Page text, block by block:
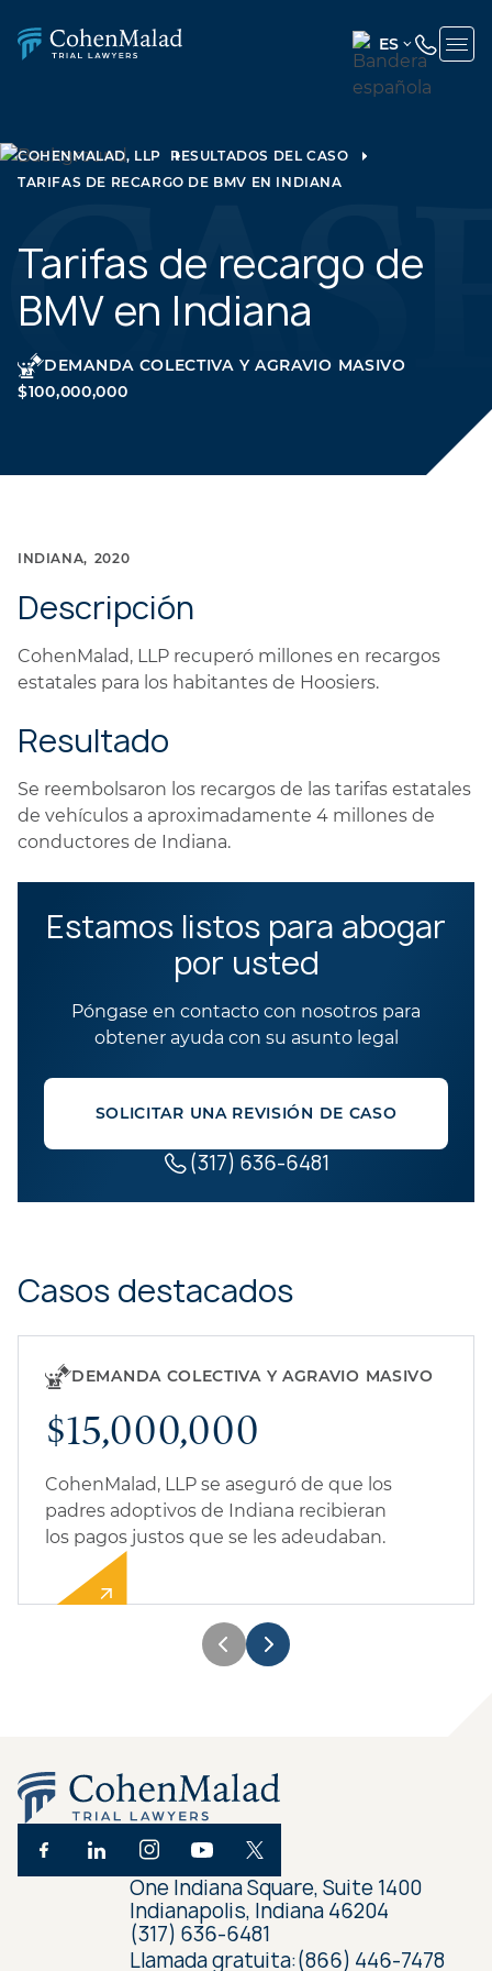
ES
ENGLISH
COHENMALAD, LLP
RESULTADOS DEL CASO
TARIFAS DE RECARGO DE BMV EN INDIANA
Tarifas de recargo de
BMV en Indiana
DEMANDA COLECTIVA Y AGRAVIO MASIVO
$100,000,000
INDIANA 2020
Descripción
CohenMalad, LLP recuperó millones en recargos
estatales para los habitantes de Hoosiers.
Resultado
Se reembolsaron los recargos de las tarifas estatales
de vehículos a aproximadamente 4 millones de
conductores de Indiana.
Estamos listos para abogar
por usted
Póngase en contacto con nosotros para
obtener ayuda con su asunto legal
SOLICITAR UNA REVISIÓN DE CASO
(317) 636-6481
Casos destacados
DEMANDA COLECTIVA Y AGRAVIO MASIVO
$15,000,000
CohenMalad, LLP se aseguró de que los
padres adoptivos de Indiana recibieran
los pagos justos que se les adeudaban.
One Indiana Square, Suite 1400
Indianapolis, Indiana 46204
(317) 636-6481
Llamada gratuita:(866) 446-7478